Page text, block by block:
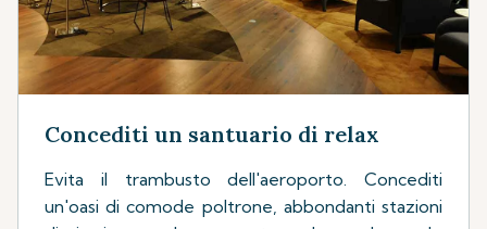
Concediti un santuario di relax
Evita il trambusto dell'aeroporto. Concediti
un'oasi di comode poltrone, abbondanti stazioni